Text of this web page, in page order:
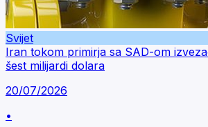
Svijet
Iran tokom primirja sa SAD-om
šest milijardi dolara
20/07/2026
•